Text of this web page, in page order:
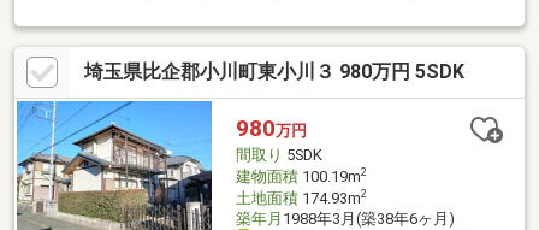
い生活が送れるため南西向きはおすすめです。勝手口があると実
は何かと便利なんですよ。こちらは中古の戸建てです。雨戸付き
物件で日よけや防犯になり、女性の方でも安心して過ごせます。
埼玉県比企郡小川町東小川３ 980万円 5SDK
980万円
間取り 5SDK
建物面積100.19m2
土地面積174.93m2
築年月 1988年3月(築38年6ヶ月)